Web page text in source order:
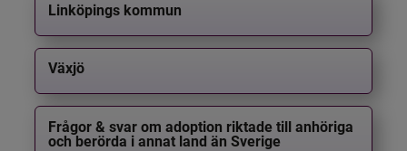
Linköpings kommun
Växjö
Frågor & svar om adoption riktade till anhöriga
och berörda i annat land än Sverige